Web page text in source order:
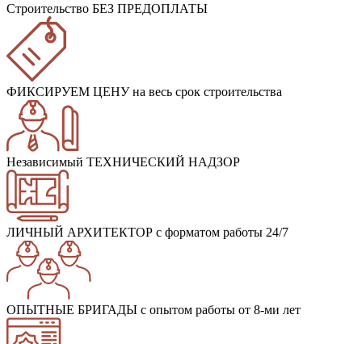
Строительство БЕЗ ПРЕДОПЛАТЫ
ФИКСИРУЕМ ЦЕНУна весь срок строительства
Независимый ТЕХНИЧЕСКИЙ НАДЗОР
ЛИЧНЫЙ АРХИТЕКТОР с форматом работы 24/7
ОПЫТНЫЕ БРИГАДЫ с опытом работы от 8-ми лет